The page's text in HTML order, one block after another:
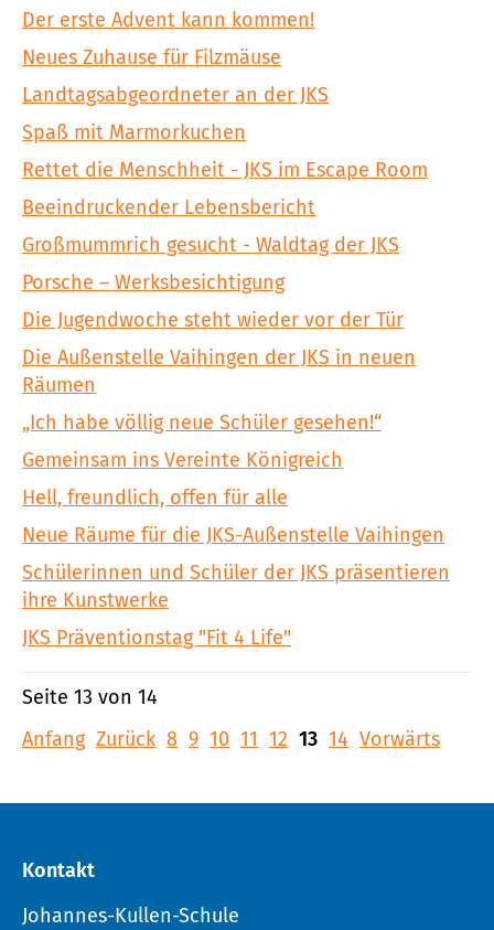
Der erste Advent kann kommen!
Neues Zuhause für Filzmäuse
Landtagsabgeordneter an der JKS
Spaß mit Marmorkuchen
Rettet die Menschheit - JKS im Escape Room
Beeindruckender Lebensbericht
Großmummrich gesucht - Waldtag der JKS
Porsche – Werksbesichtigung
Die Jugendwoche steht wieder vor der Tür
Die Außenstelle Vaihingen der JKS in neuen
Räumen
„Ich habe völlig neue Schüler gesehen!“
Gemeinsam ins Vereinte Königreich
Hell, freundlich, offen für alle
Neue Räume für die JKS-Außenstelle Vaihingen
Schülerinnen und Schüler der JKS präsentieren
ihre Kunstwerke
JKS Präventionstag "Fit 4 Life"
Seite 13 von 14
Anfang Zurück 8 9 10 11 12 13 14 Vorwärts
Kontakt
Johannes-Kullen-Schule